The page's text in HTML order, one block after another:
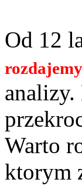
Od 12
Warto
ktorym